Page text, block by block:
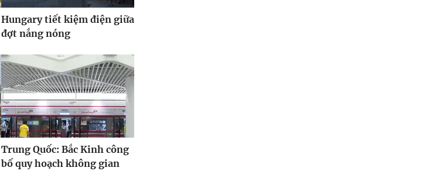
Hungary tiết kiệm điện giữa
đợt nắng nóng
Trung Quốc: Bắc Kinh công
bố quy hoạch không gian